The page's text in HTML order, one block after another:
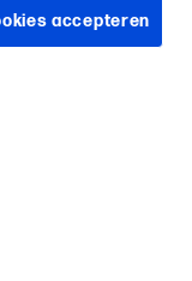
accepteren